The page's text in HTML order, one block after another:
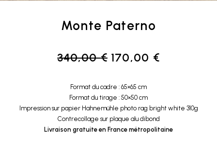
Monte Paterno
340,00€ Le
initial
était :
340,00 €.
170,00 €Le
170,00 €.
Format du cadre : 65×65 cm
Format du tirage : 50×50 cm
Impression sur papier Hahnemühle photo rag bright white 310g
Contrecollage sur plaque alu dibond
Livraison gratuite en France métropolitaine